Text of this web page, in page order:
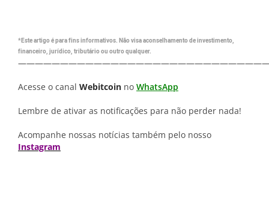
*Este artigo é para fins informativos. Não visa aconselhamento de investimento,
financeiro, jurídico, tributário ou outro qualquer.
Acesse o canal Webitcoin no WhatsApp
Lembre de ativar as notificações para não perder nada!
Acompanhe nossas notícias também pelo nosso
Instagram